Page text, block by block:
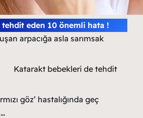
eden 10 önemli hata !
arpacığa asla sarımsak
de tehdit
hastalığında geç